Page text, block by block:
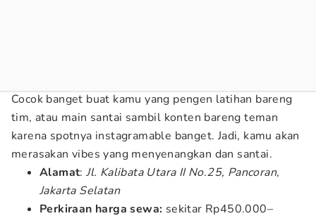
Cocok banget buat kamu yang pengen latihan bareng
tim, atau main santai sambil konten bareng teman
karena spotnya instagramable banget. Jadi, kamu akan
merasakan vibes yang menyenangkan dan santai.
Alamat:Jl. Kalibata Utara II No.25, Pancoran,
Jakarta Selatan
Perkiraan harga sewa: sekitar Rp450.000–